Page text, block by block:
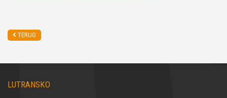
TERUG
LUTRANSKO